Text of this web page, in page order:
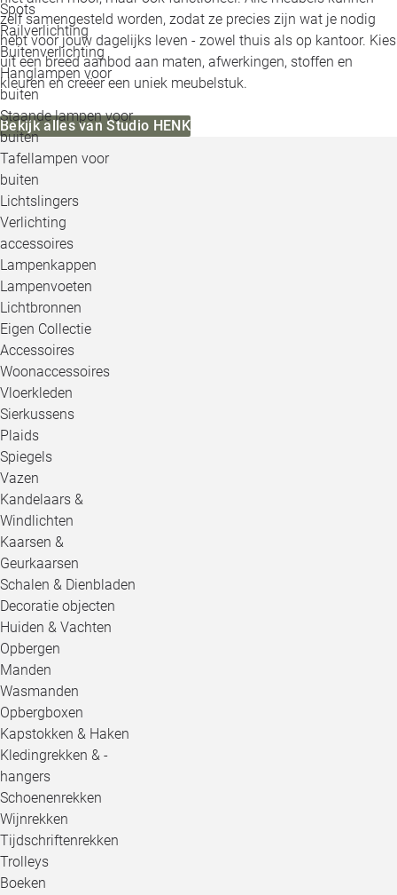
Spots
Railverlichting
Buitenverlichting
Hanglampen voor
buiten
Staande lampen voor
buiten
Tafellampen voor
buiten
Lichtslingers
Verlichting
accessoires
Lampenkappen
Lampenvoeten
Lichtbronnen
Eigen Collectie
Accessoires
Woonaccessoires
Vloerkleden
Sierkussens
Plaids
Spiegels
Vazen
Kandelaars &
Windlichten
Kaarsen &
Geurkaarsen
Schalen & Dienbladen
Decoratie objecten
Huiden & Vachten
Opbergen
Manden
Wasmanden
Opbergboxen
Kapstokken & Haken
Kledingrekken & -
hangers
Schoenenrekken
Wijnrekken
Tijdschriftenrekken
Trolleys
Boeken
zelf samengesteld worden, zodat ze precies zijn wat je nodig
hebt voor jouw dagelijks leven - zowel thuis als op kantoor. Kies
uit een breed aanbod aan maten, afwerkingen, stoffen en
kleuren en creëer een uniek meubelstuk.
Bekijk alles van Studio HENK